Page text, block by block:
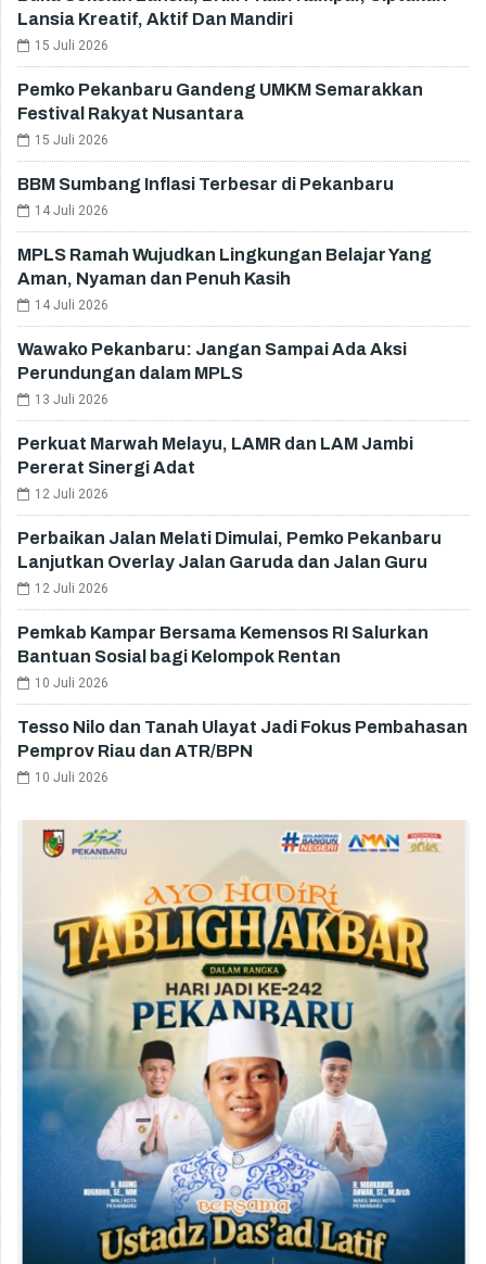
Lansia Kreatif, Aktif Dan Mandiri
15 Juli 2026
Pemko Pekanbaru Gandeng UMKM Semarakkan
Festival Rakyat Nusantara
15 Juli 2026
BBM Sumbang Inflasi Terbesar di Pekanbaru
14 Juli 2026
MPLS Ramah Wujudkan Lingkungan Belajar Yang
Aman, Nyaman dan Penuh Kasih
14 Juli 2026
Wawako Pekanbaru: Jangan Sampai Ada Aksi
Perundungan dalam MPLS
13 Juli 2026
Perkuat Marwah Melayu, LAMR dan LAM Jambi
Pererat Sinergi Adat
12 Juli 2026
Perbaikan Jalan Melati Dimulai, Pemko Pekanbaru
Lanjutkan Overlay Jalan Garuda dan Jalan Guru
12 Juli 2026
Pemkab Kampar Bersama Kemensos RI Salurkan
Bantuan Sosial bagi Kelompok Rentan
10 Juli 2026
Tesso Nilo dan Tanah Ulayat Jadi Fokus Pembahasan
Pemprov Riau dan ATR/BPN
10 Juli 2026